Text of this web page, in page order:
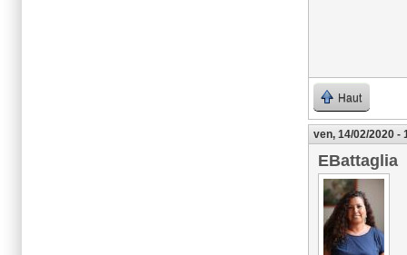
Haut
ven, 14/02/2020 -
EBattaglia